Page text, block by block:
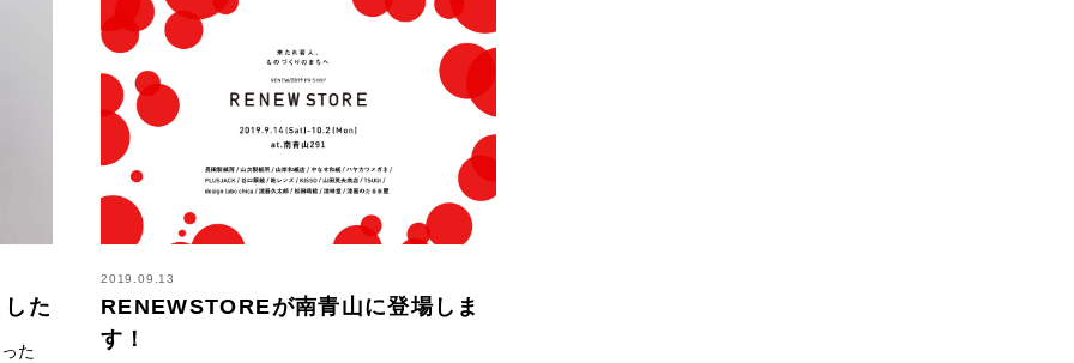
た
た
2019.09.13
RENEWSTOREが南青山に登場しま
す！